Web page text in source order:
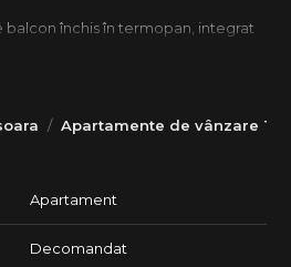
Apartamente de vânzare
închis în termopan, integrat
finisaje moderne și instalații
Apartament
Decomandat